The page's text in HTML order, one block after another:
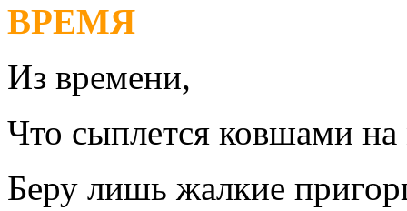
ВРЕМЯ
Из времени,
Что сыплется ковшами
Беру лишь жалкие